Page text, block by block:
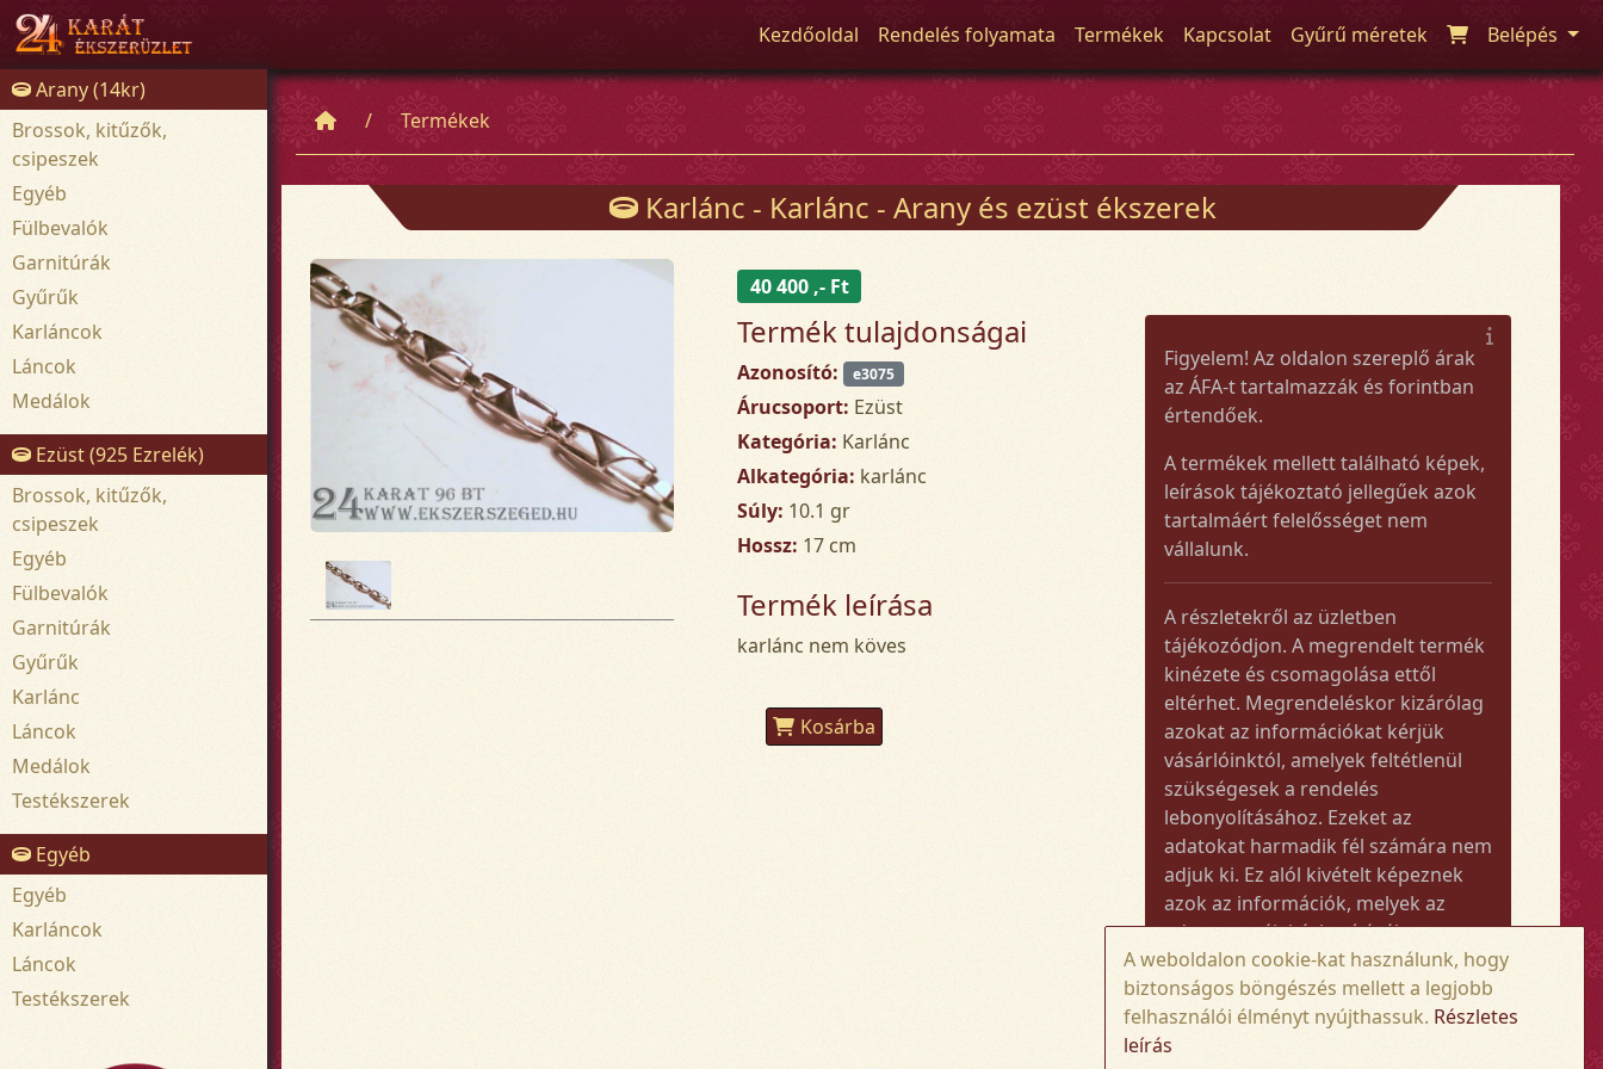
Kezdőoldal Rendelés folyamata Termékek Kapcsolat Gyűrű méretek Belépés
Arany (14kr)
Brossok, kitűzők,
csipeszek
Egyéb
Fülbevalók
Garnitúrák
Gyűrűk
Karláncok
Láncok
Medálok
Ezüst (925 Ezrelék)
Brossok, kitűzők,
csipeszek
Egyéb
Fülbevalók
Garnitúrák
Gyűrűk
Karlánc
Láncok
Medálok
Testékszerek
Egyéb
Egyéb
Karláncok
Láncok
Testékszerek
Termékek
Karlánc - Karlánc - Arany és ezüst ékszerek
40 400 ,- Ft
Termék tulajdonságai
Azonosító: e3075
Árucsoport: Ezüst
Kategória: Karlánc
Alkategória: karlánc
Súly: 10.1 gr
Hossz: 17 cm
Termék leírása
karlánc nem köves
Kosárba
Figyelem! Az oldalon szereplő árak
az ÁFA-t tartalmazzák és forintban
értendőek.
A termékek mellett található képek,
leírások tájékoztató jellegűek azok
tartalmáért felelősséget nem
vállalunk.
A részletekről az üzletben
tájékozódjon. A megrendelt termék
kinézete és csomagolása ettől
eltérhet. Megrendeléskor kizárólag
azokat az információkat kérjük
vásárlóinktól, amelyek feltétlenül
szükségesek a rendelés
lebonyolításához. Ezeket az
adatokat harmadik fél számára nem
adjuk ki. Ez alól kivételt képeznek
azok az információk, melyek az
adott termék kézbesítéséhez vagy
kiszállításához szükségesek.
Amennyiben a megrendelt termék
összege meghaladja az 50.000 Ft-ot,
A weboldalon cookie-kat használunk, hogy
biztonságos böngészés mellett a legjobb
felhasználói élményt nyújthassuk. Részletes
leírás